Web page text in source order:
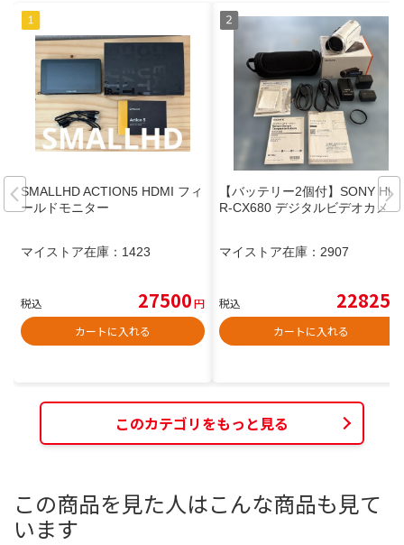
SMALLHD ACTION5 HDMI フィ
ールドモニター
マイストア在庫： 1423
税込 27500円
カートに入れる
【バッテリー2個付】SONY HD
R-CX680 デジタルビデオカメラ
マイストア在庫： 2907
税込 22825
カートに入れる
このカテゴリをもっと見る
この商品を見た人はこんな商品も見て
います